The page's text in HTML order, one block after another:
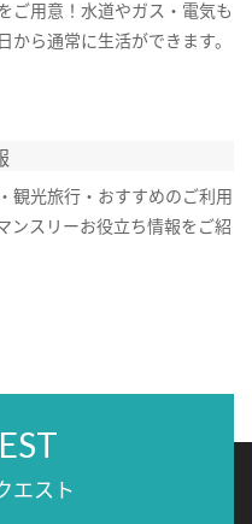
ご用意！水道やガス・電気も
から通常に生活ができます。
観光旅行・おすすめのご利用
ンスリーお役立ち情報をご紹
エスト